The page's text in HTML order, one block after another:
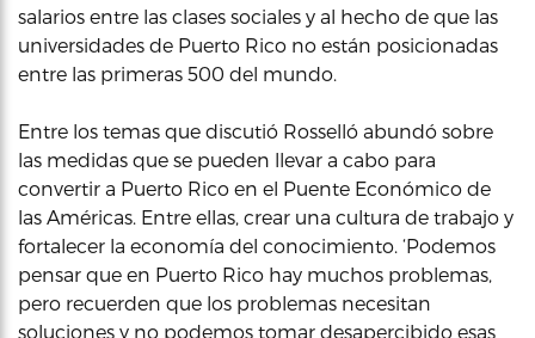
salarios entre las clases sociales y al hecho de que las
universidades de Puerto Rico no están posicionadas
entre las primeras 500 del mundo.
Entre los temas que discutió Rosselló abundó sobre
las medidas que se pueden llevar a cabo para
convertir a Puerto Rico en el Puente Económico de
las Américas. Entre ellas, crear una cultura de trabajo y
fortalecer la economía del conocimiento. ‘Podemos
pensar que en Puerto Rico hay muchos problemas,
pero recuerden que los problemas necesitan
soluciones y no podemos tomar desapercibido esas